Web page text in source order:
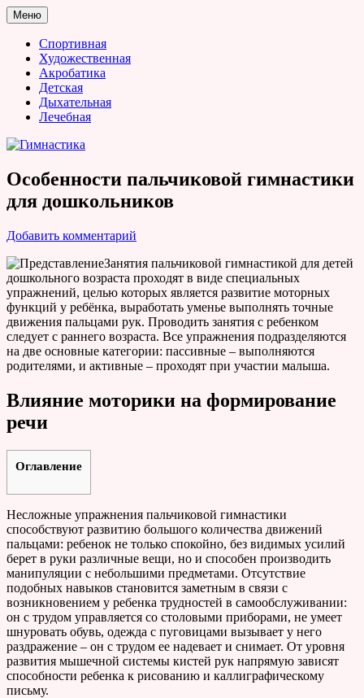
Перейти
к
содержимому
Гимнастика
Меню
Спортивная
Художественная
Акробатика
Детская
Дыхательная
Лечебная
Особенности пальчиковой гимнастики
для дошкольников
Добавить комментарий
Занятия пальчиковой гимнастикой для детей
дошкольного возраста проходят в виде специальных
упражнений, целью которых является развитие моторных
функций у ребёнка, выработать уменье выполнять точные
движения пальцами рук. Проводить занятия с ребенком
следует с раннего возраста. Все упражнения подразделяются
на две основные категории: пассивные – выполняются
родителями, и активные – проходят при участии малыша.
Влияние моторики на формирование
речи
Оглавление
Несложные упражнения пальчиковой гимнастики
способствуют развитию большого количества движений
пальцами: ребенок не только спокойно, без видимых усилий
берет в руки различные вещи, но и способен производить
манипуляции с небольшими предметами. Отсутствие
подобных навыков становится заметным в связи с
возникновением у ребенка трудностей в самообслуживании:
он с трудом управляется со столовыми приборами, не умеет
шнуровать обувь, одежда с пуговицами вызывает у него
раздражение – он с трудом ее надевает и снимает. От уровня
развития мышечной системы кистей рук напрямую зависят
способности ребенка к рисованию и каллиграфическому
письму.